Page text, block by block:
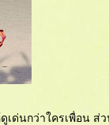
ด่นกว่าใครเพื่อน ส่ว